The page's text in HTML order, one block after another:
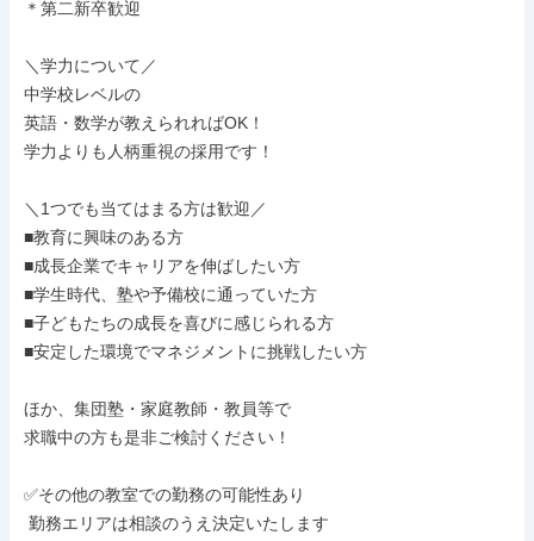
＊第二新卒歓迎
＼学力について／
中学校レベルの
英語・数学が教えられればOK！
学力よりも人柄重視の採用です！
＼1つでも当てはまる方は歓迎／
■教育に興味のある方
■成長企業でキャリアを伸ばしたい方
■学生時代、塾や予備校に通っていた方
■子どもたちの成長を喜びに感じられる方
■安定した環境でマネジメントに挑戦したい方
ほか、集団塾・家庭教師・教員等で
求職中の方も是非ご検討ください！
✅その他の教室での勤務の可能性あり